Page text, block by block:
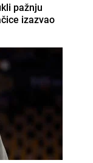
pažnju
izazvao